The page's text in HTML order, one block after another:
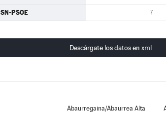
PSOE 7
Descárgate los datos en xml
Abaurregaina/Abaurrea Alta